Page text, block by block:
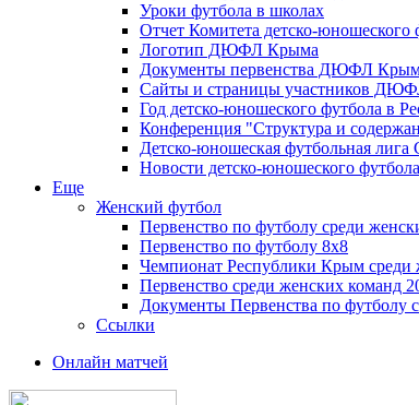
Уроки футбола в школах
Отчет Комитета детско-
Логотип ДЮФЛ Крыма
Документы первенства ДЮФЛ
Сайты и страницы участников
Год детско-юношеского футбола в
Конференция "Структура и
Детско-юношеская футбольная лига
Новости детско-юношеского футбола
Еще
Женский футбол
Первенство по футболу среди
Первенство по футболу 8х8
Чемпионат Республики Крым среди
Первенство среди женских команд
Документы Первенства по футболу
Ссылки
Онлайн матчей